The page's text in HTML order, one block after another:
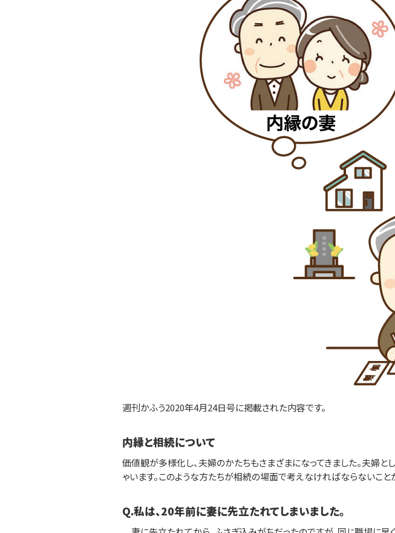
週刊かふう2020年4月24日号に掲載された内容です。
内縁と相続について
価値観が多様化し、夫婦のかたちもさまざまになってきました。夫婦
ゃいます。このような方たちが相続の場面で考えなければならないこと
Q.私は、20年前に妻に先立たれてしまいました。